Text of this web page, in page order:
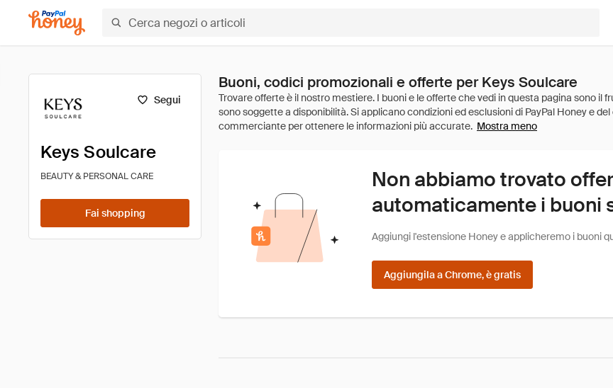
Segui
Keys Soulcare
BEAUTY & PERSONAL CARE
Fai shopping
Buoni, codici promozionali e offerte per Keys Soulcare
Mostra meno
Non abbiamo trovato
automaticamente i buoni
Aggiungi l'estensione Honey e applicheremo i buoni
Aggiungila a Chrome, è gratis